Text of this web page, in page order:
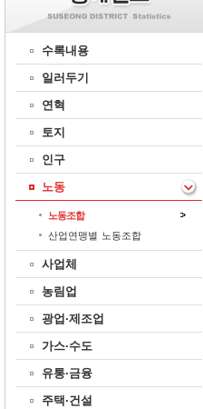
수록내용
일러두기
연혁
토지
인구
노동
노동조합
산업연맹별 노동조합
사업체
농림업
광업·제조업
가스·수도
유통·금융
주택·건설